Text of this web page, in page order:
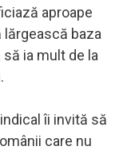
aproape
lărgească baza
ia mult de la
îi invită să
care nu